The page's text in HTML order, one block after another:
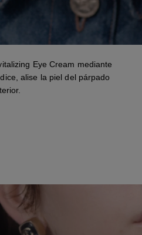
Eye Cream mediante
alise la piel del párpado